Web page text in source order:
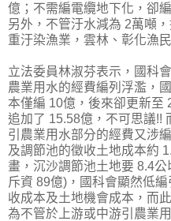
億；不需編電纜地下化，卻
另外，不管汙水減為 2萬噸
重汙染漁業，雲林、彰化漁
立法委員林淑芬表示，國科
農業用水的經費編列浮濫，
本僅編 10億，後來卻更新至
追加了 15.58億，不可思議!!
引農業用水部分的經費又涉
及調節池的徵收土地成本約
畫，沉沙調節池土地要 8.4公
斥資 89億)，國科會顯然低
收成本及土地機會成本，而
為不管於上游或中游引農業